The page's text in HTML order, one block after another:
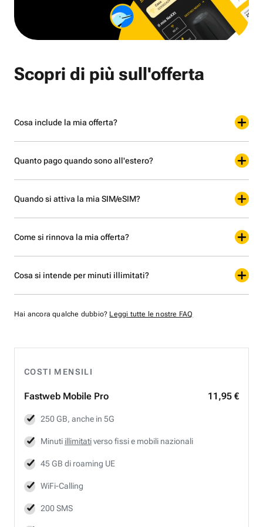
COSTI MENSILI
Fastweb Mobile Pro 11,95 €
250 GB, anche in 5G
Minuti illimitativerso fissi e mobili nazionali
45 GB di roaming UE
WiFi-Calling
200 SMS
Scopri di più sull'offerta
Cosa include la mia offerta?
Quanto pago quando sono all'estero?
Quando si attiva la mia SIM/eSIM?
Come si rinnova la mia offerta?
Cosa si intende per minuti illimitati?
Hai ancora qualche dubbio? Leggi tutte le nostre FAQ